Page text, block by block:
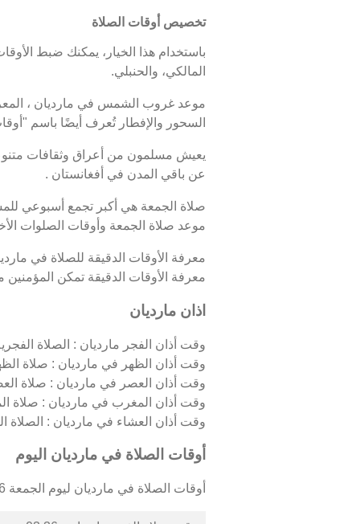
تخصيص أوقات الصلاة
باستخدام هذا الخيار، يمكنك ضبط
المالكي، والحنبلي.
السحور والإفطار تُعرف أيضًا باسم
يعيش مسلمون من أعراق وثقافات
عن باقي المدن في أفغانستان .
صلاة الجمعة هي أكبر تجمع أسبوعي
موعد صلاة الجمعة وأوقات الصلوات
معرفة الأوقات الدقيقة للصلاة في
معرفة الأوقات الدقيقة تمكن المؤمنين
اذان مارديان
وقت أذان الفجر مارديان : الصلاة
وقت أذان الظهر في مارديان : صلاة
وقت أذان العصر في مارديان : صلاة
وقت أذان المغرب في مارديان : صلاة
وقت أذان العشاء في مارديان : الصلاة
أوقات الصلاة في مارديان اليوم
أوقات الصلاة في مارديان ليوم الجمعة 07/08/2026 كالتالي :